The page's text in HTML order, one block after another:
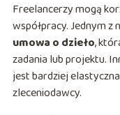
Freelancerzy mogą
współpracy. Jednym
umowa o dzieło,
zadania lub projektu.
jest bardziej
zleceniodawcy.